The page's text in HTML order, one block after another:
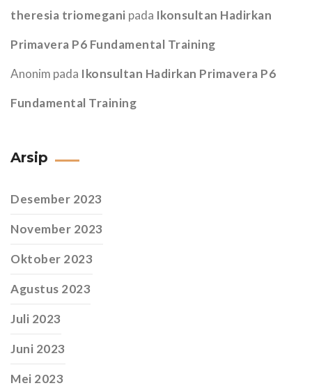
theresia triomegani pada Ikonsultan Hadirkan
Primavera P6 Fundamental Training
Anonim pada Ikonsultan Hadirkan Primavera P6
Fundamental Training
Arsip
Desember 2023
November 2023
Oktober 2023
Agustus 2023
Juli 2023
Juni 2023
Mei 2023